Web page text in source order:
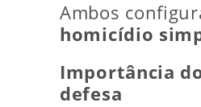
Ambos
homicídio
Importância
defesa